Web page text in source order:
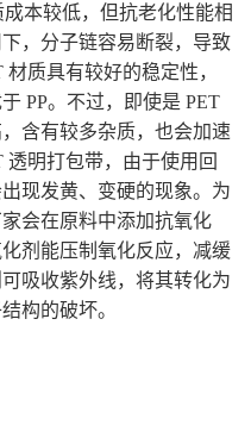
成本较低，但抗老化性能相
，分子链容易断裂，导致
质具有较好的稳定性，
PP。不过，即使是 PET
含有较多杂质，也会加速
明打包带，由于使用回
现发黄、变硬的现象。为
会在原料中添加抗氧化
剂能压制氧化反应，减缓
吸收紫外线，将其转化为
构的破坏。